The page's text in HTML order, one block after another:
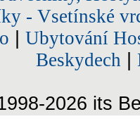
- Vsetínské
Ubytování
Beskydech
2026 its